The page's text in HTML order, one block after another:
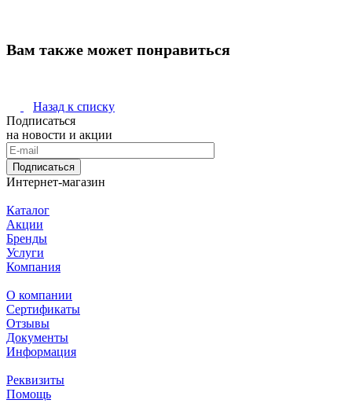
Вам также может понравиться
Назад к списку
Подписаться
на новости и акции
Подписаться
Интернет-магазин
Каталог
Акции
Бренды
Услуги
Компания
О компании
Сертификаты
Отзывы
Документы
Информация
Реквизиты
Помощь